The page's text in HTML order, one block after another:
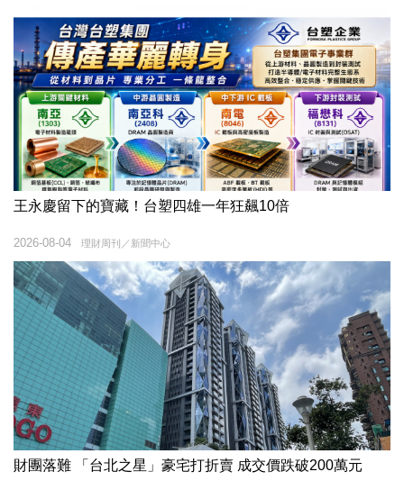
王永慶留下的寶藏！台塑四雄一年狂飆10倍
理財周刊／新聞中心
2026-08-04
財團落難 「台北之星」豪宅打折賣 成交價跌破200萬元